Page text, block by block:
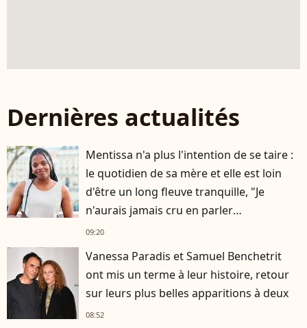
Dernières actualités
Mentissa n'a plus l'intention de se taire :
le quotidien de sa mère et elle est loin
d'être un long fleuve tranquille, "Je
n'aurais jamais cru en parler
publiquement"
09:20
Vanessa Paradis et Samuel Benchetrit
ont mis un terme à leur histoire, retour
sur leurs plus belles apparitions à deux
08:52